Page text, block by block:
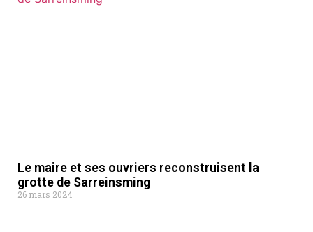
Le maire et ses ouvriers reconstruisent la
grotte de Sarreinsming
26 mars 2024